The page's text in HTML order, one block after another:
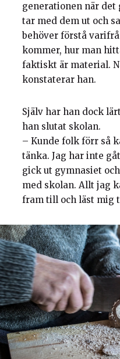
generationen när
tar med dem ut och
behöver förstå
kommer, hur man
faktiskt är material.
konstaterar han.
Själv har han dock
han slutat skolan.
– Kunde folk förr så
tänka. Jag har inte
gick ut gymnasiet
med skolan. Allt jag
fram till och läst mig